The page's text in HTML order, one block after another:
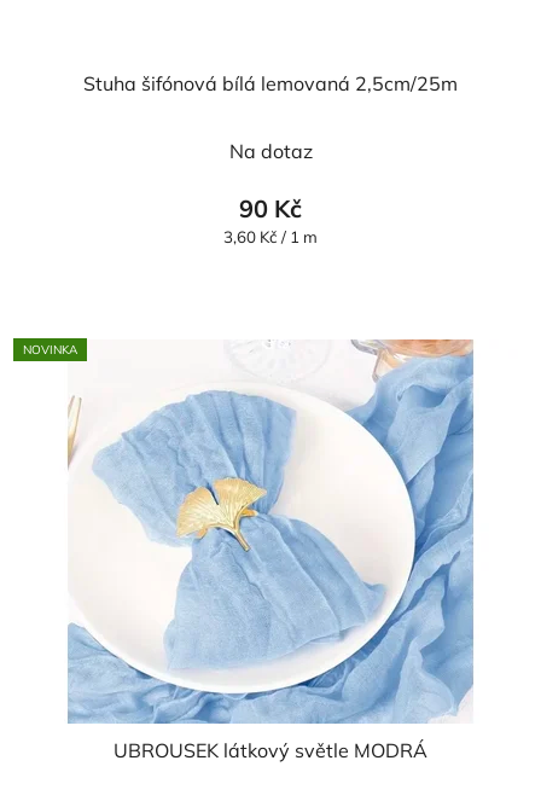
Stuha šifónová bílá lemovaná 2,5cm/25m
hodnocení
produktu
je
hvězdiček.
Na dotaz
90 Kč
Měrná
3,60 Kč / 1 m
NOVINKA
UBROUSEK látkový světle MODRÁ